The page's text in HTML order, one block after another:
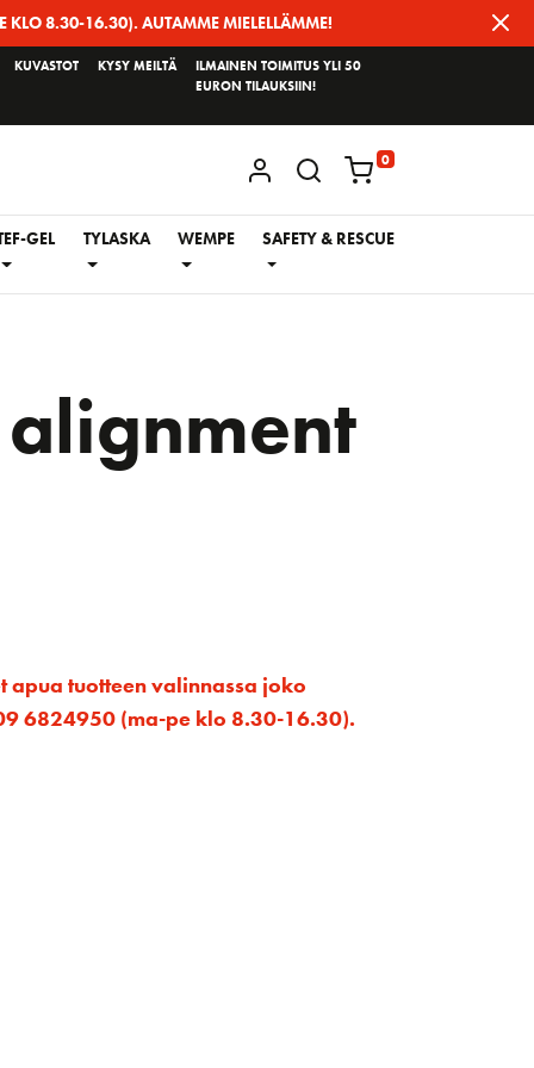
KLO 8.30-16.30). AUTAMME MIELELLÄMME!
KUVASTOT KYSY MEILTÄ
ILMAINEN TOIMITUS YLI 50
EURON TILAUKSIIN!
KIRJAUDU / REKISTERÖIDY
0
GEL TYLASKA WEMPE SAFETY & RESCUE
alignment
apua tuotteen valinnassa joko
6824950 (ma-pe klo 8.30-16.30).